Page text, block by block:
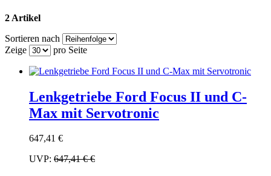
2 Artikel
Sortieren nach
Zeige
pro Seite
Lenkgetriebe Ford Focus II und C-
Max mit Servotronic
647,41 €
UVP: 647,41 €€